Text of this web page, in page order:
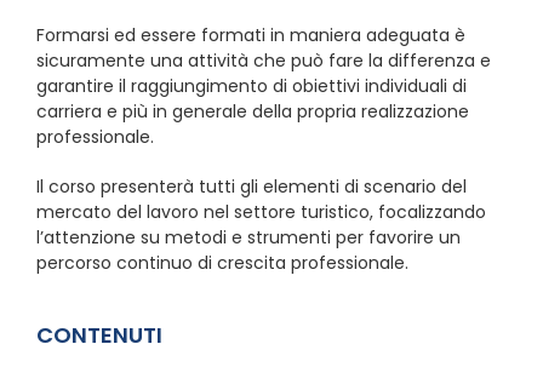
Formarsi ed essere formati in maniera adeguata è
sicuramente una attività che può fare la differenza e
garantire il raggiungimento di obiettivi individuali di
carriera e più in generale della propria realizzazione
professionale.
Il corso presenterà tutti gli elementi di scenario del
mercato del lavoro nel settore turistico, focalizzando
l’attenzione su metodi e strumenti per favorire un
percorso continuo di crescita professionale.
CONTENUTI